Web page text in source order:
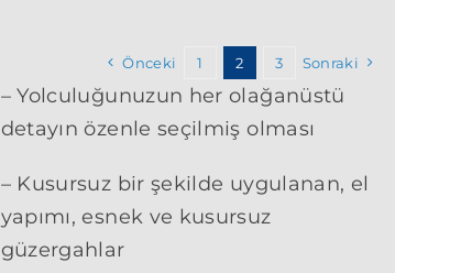
Önceki 1 2 3 Sonraki
– Yolculuğunuzun her olağanüstü
detayın özenle seçilmiş olması
– Kusursuz bir şekilde uygulanan, el
yapımı, esnek ve kusursuz
güzergahlar